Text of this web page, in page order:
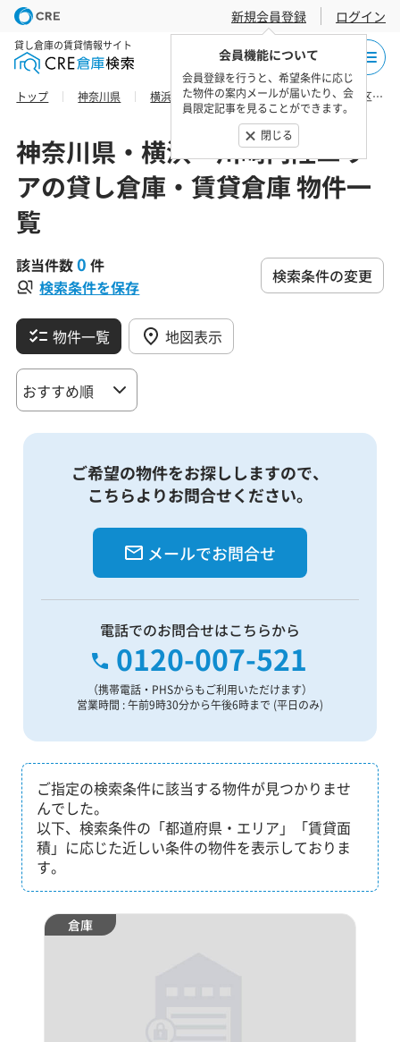
新規会員登録
会員機能について
会員登録を行うと、希望条件に応じ
た物件の案内メールが届いたり、会
員限定記事を見ることができます。
閉じる
ログイン
貸し倉庫の賃貸情報サイト
トップ 神奈川県 横浜・川崎内陸エリア 横浜市保土ケ谷区の貸し倉庫・賃貸倉庫 物件一覧
神奈川県・横浜・川崎内陸エリ
アの貸し倉庫・賃貸倉庫 物件一
覧
該当件数0 件
検索条件を保存
検索条件の変更
物件一覧 地図表示
ご希望の物件をお探ししますので、
こちらよりお問合せください。
メールでお問合せ
電話でのお問合せはこちらから
0120-007-521
（携帯電話・PHSからもご利用いただけます）
営業時間 : 午前9時30分から午後6時まで (平日のみ)
ご指定の検索条件に該当する物件が見つかりませ
んでした。
以下、検索条件の「都道府県・エリア」「賃貸面
積」に応じた近しい条件の物件を表示しておりま
す。
倉庫